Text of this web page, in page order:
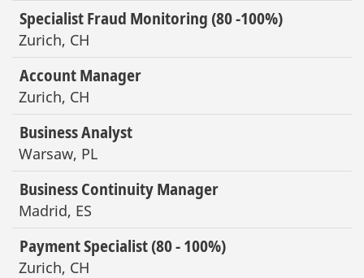
Specialist Fraud Monitoring (80 -100%)
Zurich, CH
Account Manager
Zurich, CH
Business Analyst
Warsaw, PL
Business Continuity Manager
Madrid, ES
Payment Specialist (80 - 100%)
Zurich, CH